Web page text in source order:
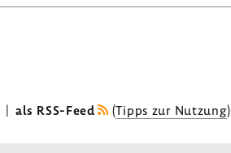
| als RSS-Feed (Tipps zur Nutzung)